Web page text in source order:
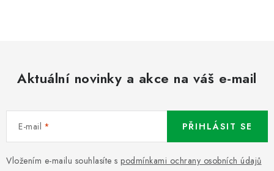
Aktuální novinky a akce na váš e-mail
E-mail
Vložením e-mailu souhlasíte s podmínkami ochrany osobních údajů
PŘIHLÁSIT SE